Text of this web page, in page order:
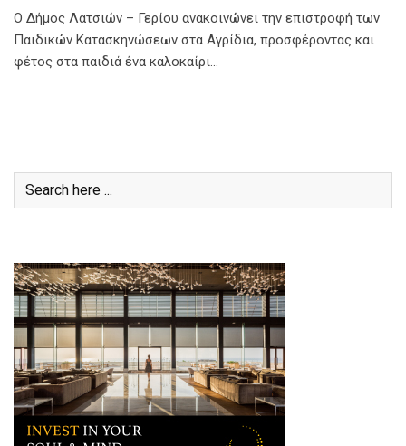
Ο Δήμος Λατσιών – Γερίου ανακοινώνει την επιστροφή των
Παιδικών Κατασκηνώσεων στα Αγρίδια, προσφέροντας και
φέτος στα παιδιά ένα καλοκαίρι…